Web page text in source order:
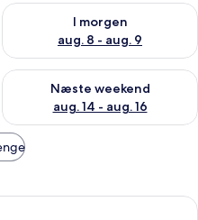
7 - aug. 8
I morgen
aug. 8 - aug. 9
Tjek tilgængelighed for i
aug. 7 - aug. 9
Næste weekend
aug. 14 - aug. 16
Tjek tilgængelighed for næste
Et hotelværelse med en stor seng,